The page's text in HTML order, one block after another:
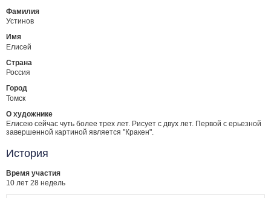
Контакты
Личный кабинет
Фамилия
Устинов
Имя
Елисей
Страна
Россия
Город
Томск
О художнике
Елисею сейчас чуть более трех лет. Рисует с двух лет. Первой с ерьезной
завершенной картиной является "Кракен".
История
Время участия
10 лет 28 недель